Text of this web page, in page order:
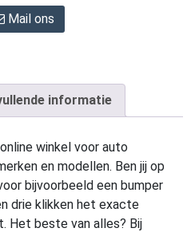
Mail ons
informatie
winkel voor auto
en modellen. Ben jij op
bijvoorbeeld een bumper
drie klikken het exacte
Het beste van alles? Bij